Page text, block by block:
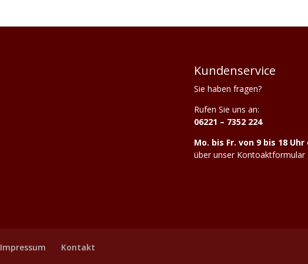
Kundenservice
Sie haben fragen?
Rufen Sie uns an:
06221 – 7352 224
Mo. bis Fr. von 9 bis 18 Uhr
über unser Kontoaktformular
Impressum Kontakt